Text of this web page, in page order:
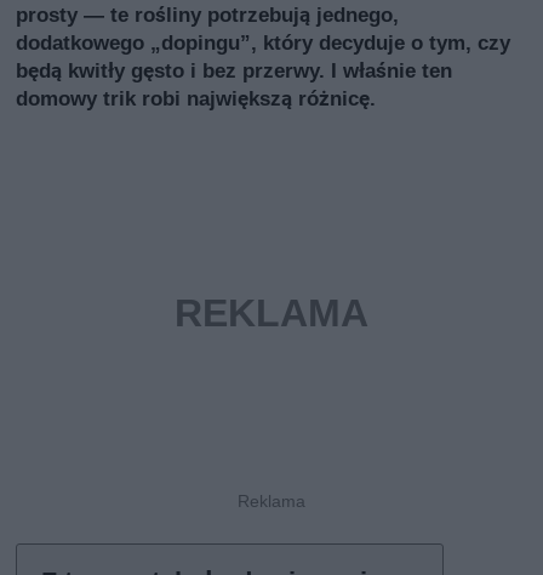
prosty — te rośliny potrzebują jednego,
dodatkowego „dopingu”, który decyduje o tym, czy
będą kwitły gęsto i bez przerwy. I właśnie ten
domowy trik robi największą różnicę.